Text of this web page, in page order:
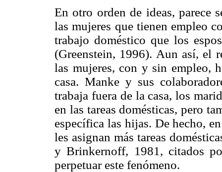
En otro orden de ideas, parece
las mujeres que tienen empleo
trabajo doméstico que los
(Greenstein, 1996). Aun así, el
las mujeres, con y sin empleo,
casa. Manke y sus
trabaja fuera de la casa, los
en las tareas domésticas, pero
específica las hijas. De hecho,
les asignan más tareas
y Brinkernoff, 1981, citados
perpetuar este fenómeno.